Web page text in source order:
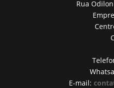
Rua
E-mail: